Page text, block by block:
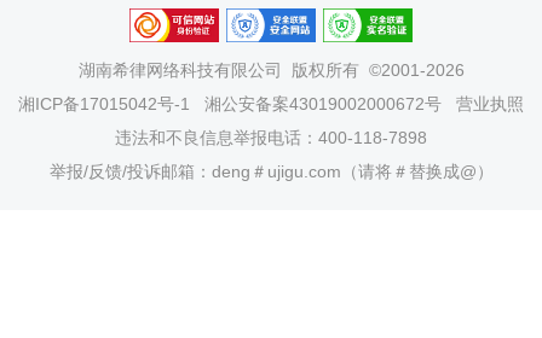
湖南希律网络科技有限公司
版权所有 ©2001-2026
湘ICP备17015042号-1
湘公安备案43019002000672号
营业执照
违法和不良信息举报电话：400-118-7898
举报/反馈/投诉邮箱：deng＃ujigu.com（请将＃替换成@）